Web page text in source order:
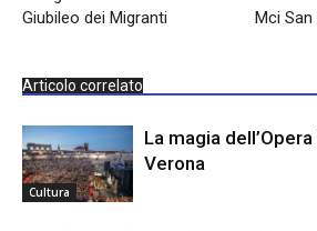
Giubileo dei Migranti
Mci San
Articolo correlato
Cultura
La magia
Verona